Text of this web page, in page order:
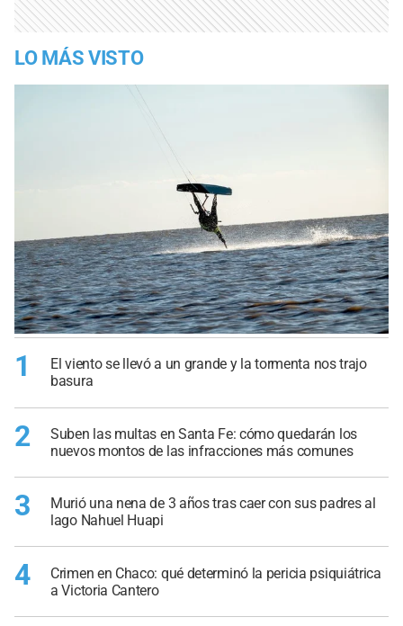
LO MÁS VISTO
1
El viento se llevó a un grande y la tormenta nos trajo
basura
2
Suben las multas en Santa Fe: cómo quedarán los
nuevos montos de las infracciones más comunes
3
Murió una nena de 3 años tras caer con sus padres al
lago Nahuel Huapi
4
Crimen en Chaco: qué determinó la pericia psiquiátrica
a Victoria Cantero